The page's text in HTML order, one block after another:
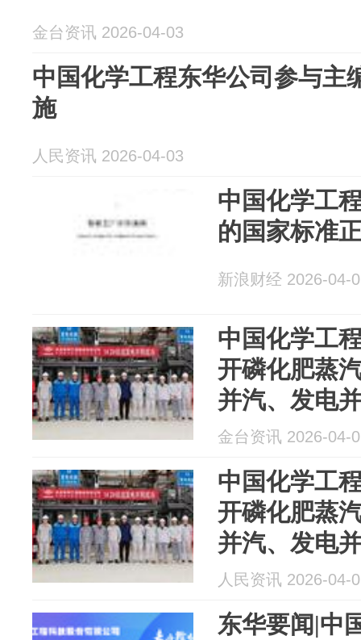
金台资讯 2026-04-03
中国化学工程东华公司参与主
施
人民资讯 2026-04-03
中国化学工
的国家标准
新浪财经 2026-04-
中国化学工
开磷化肥蒸
并汽、发电
金台资讯 2026-04-
中国化学工
开磷化肥蒸
并汽、发电
人民资讯 2026-04-
东华要闻|中